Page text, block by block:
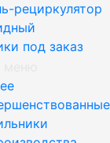
рециркулятор
под заказ